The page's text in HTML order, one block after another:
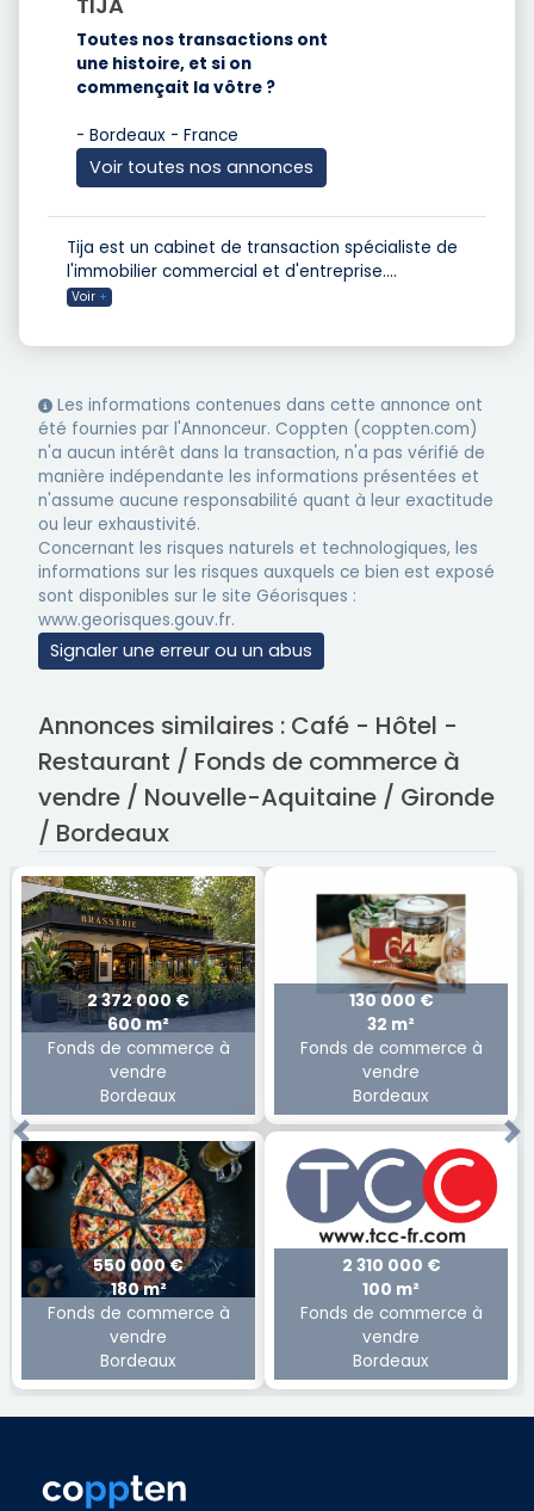
Toutes nos transactions ont
une histoire, et si on
commençait la vôtre ?
- Bordeaux - France
Voir toutes nos annonces
Tija est un cabinet de transaction spécialiste de
l'immobilier commercial et d'entreprise....
Voir +
Les informations contenues dans cette annonce ont
été fournies par l'Annonceur. Coppten (coppten.com)
n'a aucun intérêt dans la transaction, n'a pas vérifié de
manière indépendante les informations présentées et
n'assume aucune responsabilité quant à leur exactitude
ou leur exhaustivité.
Concernant les risques naturels et technologiques, les
informations sur les risques auxquels ce bien est exposé
sont disponibles sur le site Géorisques :
www.georisques.gouv.fr.
Signaler une erreur ou un abus
Annonces similaires : Café - Hôtel -
Restaurant / Fonds de commerce à
vendre / Nouvelle-Aquitaine / Gironde
/ Bordeaux
2 372 000 €
600 m²
Fonds de commerce à
vendre
Bordeaux
130 000 €
32 m²
Fonds de commerce à
vendre
Bordeaux
550 000 €
180 m²
Fonds de commerce à
vendre
Bordeaux
2 310 000 €
100 m²
Fonds de commerce à
vendre
Bordeaux
Previous